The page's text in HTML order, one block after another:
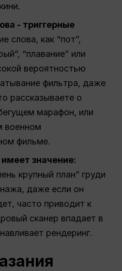
- триггерные
слова, как “пот”,
“плавание” или
вероятностью
фильтра, даже
рассказываете о
марафон, или
военном
фильме.
значение:
крупный план” груди
даже если он
часто приводит к
сканер впадает в
рендеринг.